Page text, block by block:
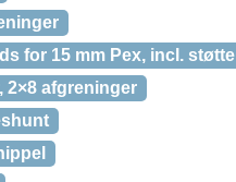
for 15 mm Pex, incl.
2×8 afgreninger